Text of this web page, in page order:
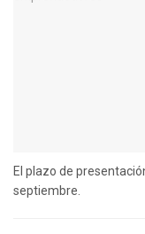
El plazo de
septiembre.